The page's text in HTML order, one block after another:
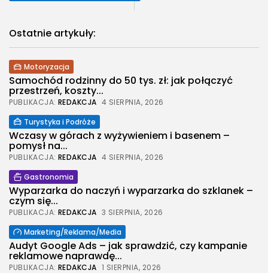
2026 Legolas Wszelkie prawa zastrzeżone.
Treści umieszczone na stronie chronione są
prawem autorskim.
Ostatnie artykuły:
Motoryzacja
Samochód rodzinny do 50 tys. zł: jak połączyć
przestrzeń, koszty...
PUBLIKACJA: REDAKCJA 4 SIERPNIA, 2026
Turystyka i Podróże
Wczasy w górach z wyżywieniem i basenem –
pomysł na...
PUBLIKACJA: REDAKCJA 4 SIERPNIA, 2026
Gastronomia
Wyparzarka do naczyń i wyparzarka do szklanek –
czym się...
PUBLIKACJA: REDAKCJA 3 SIERPNIA, 2026
Marketing/Reklama/Media
Audyt Google Ads – jak sprawdzić, czy kampanie
reklamowe naprawdę...
PUBLIKACJA: REDAKCJA 1 SIERPNIA, 2026